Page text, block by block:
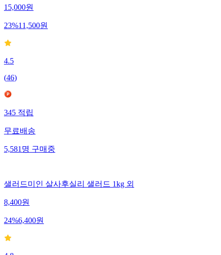
15,000원
23%11,500원
4.5
(46)
345적립
무료배송
5,581명구매중
샐러드미인 살사후실리 샐러드 1kg 외
8,400원
24%6,400원